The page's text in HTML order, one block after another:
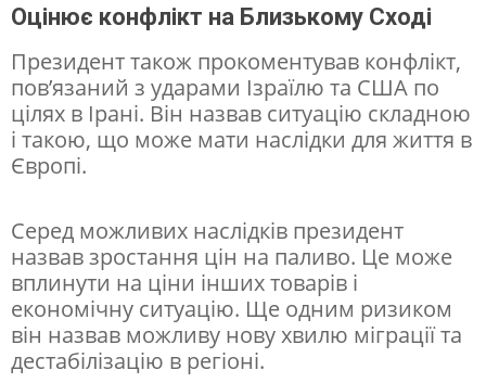
в
ч
и
п
і
е
н
а
д
р
Оцінює конфлікт на Близькому Сході
Президент також прокоментував конфлікт,
пов’язаний з ударами Ізраїлю та США по
цілях в Ірані. Він назвав ситуацію складною
і такою, що може мати наслідки для життя в
Європі.
Серед можливих наслідків президент
назвав зростання цін на паливо. Це може
вплинути на ціни інших товарів і
економічну ситуацію. Ще одним ризиком
він назвав можливу нову хвилю міграції та
дестабілізацію в регіоні.